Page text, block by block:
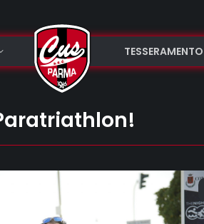
TESSERAMENTO